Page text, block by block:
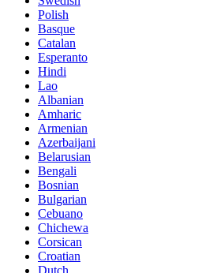
Polish
Basque
Catalan
Esperanto
Hindi
Lao
Albanian
Amharic
Armenian
Azerbaijani
Belarusian
Bengali
Bosnian
Bulgarian
Cebuano
Chichewa
Corsican
Croatian